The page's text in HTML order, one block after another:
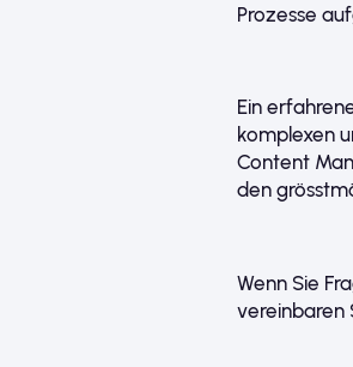
Prozesse
Ein
komplexen
Content
den
Wenn Sie
vereinbaren